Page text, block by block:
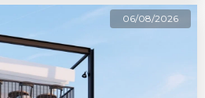
06/08/2026